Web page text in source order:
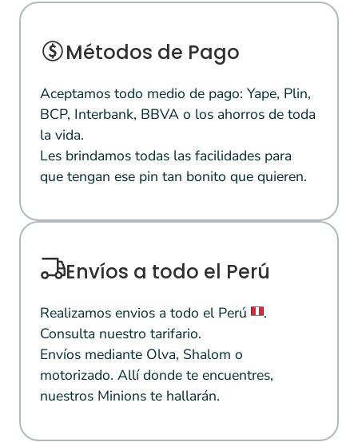
Métodos de Pago
Aceptamos todo medio de pago: Yape, Plin,
BCP, Interbank, BBVA o los ahorros de toda
la vida.
Les brindamos todas las facilidades para
que tengan ese pin tan bonito que quieren.
Envíos a todo el Perú
Realizamos envios a todo el Perú
.
Consulta nuestro tarifario.
Envíos mediante Olva, Shalom o
motorizado. Allí donde te encuentres,
nuestros Minions te hallarán.